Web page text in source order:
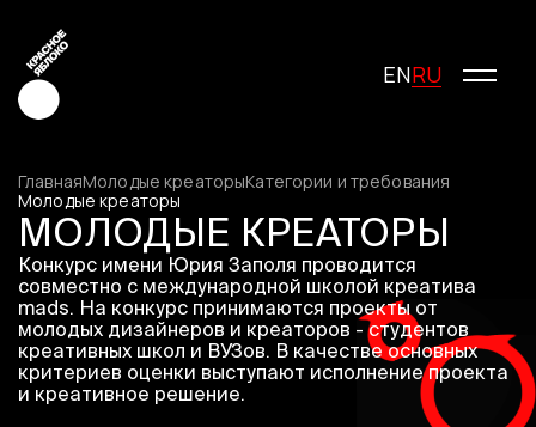
ENRU
Креатив
Медиа
Маркетинг
Молодые креаторы
О фестивале
История фестиваля
ГлавнаяМолодые креаторыКатегории и требования
Молодые креаторы
МОЛОДЫЕ КРЕАТОРЫ
Конкурс имени Юрия Заполя проводится
совместно с международной школой креатива
mads. На конкурс принимаются проекты от
молодых дизайнеров и креаторов - студентов
креативных школ и ВУЗов. В качестве основных
критериев оценки выступают исполнение проекта
и креативное решение.